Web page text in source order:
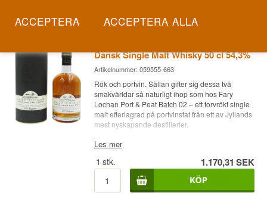
Dansk Single Malt Whisky 50 cl 54,3%
Artikelnummer: 059555-663
Rök och portvin. Sällan gifter sig dessa två
smakvärldar så naturligt ihop som hos Fary
Lochan Port & Peat Batch 02 – ett torvrökt single
malt efterlagrad på portvinsfat från ett av Jyllands
mest nyskapande destillerier.
Expertens beskrivning
Fary Lochan Port & Peat Batch 02 är en Dansk
Single Malt Whisky buteljerad vid 54,3% i 50 cl.
Destillerad och lagrad vid Fary Lochan Distillery i
Give, Jylland. Whiskyn är efterlagrad på
Les mer
1 stk. 1.170,31 SEK